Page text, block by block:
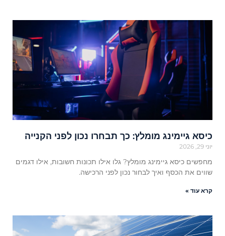
כיסא גיימינג מומלץ: כך תבחרו נכון לפני הקנייה
יוני 29, 2026
מחפשים כיסא גיימינג מומלץ? גלו אילו תכונות חשובות, אילו דגמים
שווים את הכסף ואיך לבחור נכון לפני הרכישה.
קרא עוד »